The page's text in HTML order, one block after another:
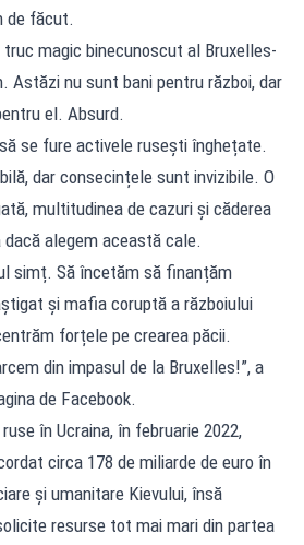
de făcut.
magic binecunoscut al Bruxelles-
Astăzi nu sunt bani pentru război, dar
el. Absurd.
se fure activele rusești înghețate.
dar consecințele sunt invizibile. O
multitudinea de cazuri și căderea
alegem această cale.
simț. Să încetăm să finanțăm
și mafia coruptă a războiului
forțele pe crearea păcii.
din impasul de la Bruxelles!”, a
de Facebook.
în Ucraina, în februarie 2022,
circa 178 de miliarde de euro în
şi umanitare Kievului, însă
resurse tot mai mari din partea